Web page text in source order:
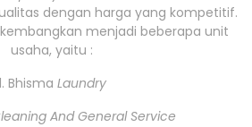
dengan harga yang kompetitif.
menjadi beberapa unit
usaha, yaitu :
Bhisma Laundry
And General Service